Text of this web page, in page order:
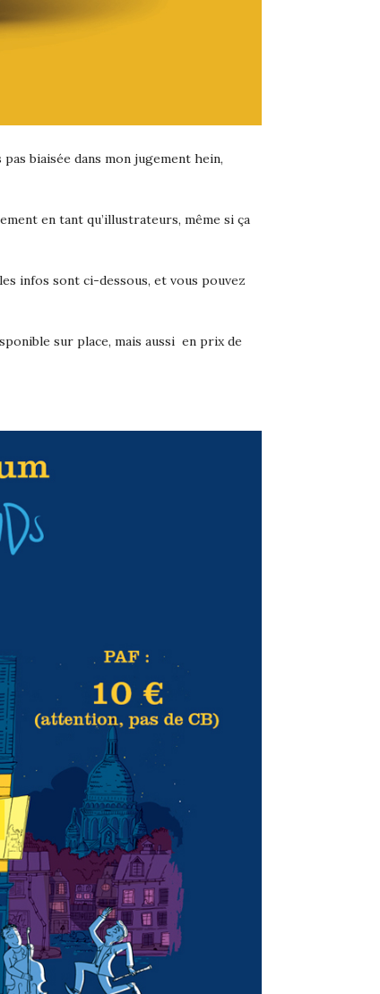
biaisée dans mon jugement hein,
en tant qu’illustrateurs, même si ça
infos sont ci-dessous, et vous pouvez
sur place, mais aussi en prix de